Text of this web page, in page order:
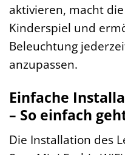
aktivieren, macht
Kinderspiel und
Beleuchtung
anzupassen.
Einfache
– So einfach
Die Installation des